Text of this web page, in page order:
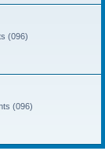
(096)
(096)